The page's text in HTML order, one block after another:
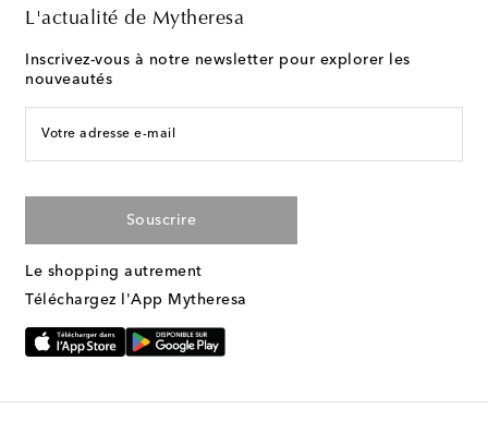
L'actualité de Mytheresa
Inscrivez-vous à notre newsletter pour explorer les
nouveautés
Votre adresse e-mail
Souscrire
Le shopping autrement
Téléchargez l'App Mytheresa